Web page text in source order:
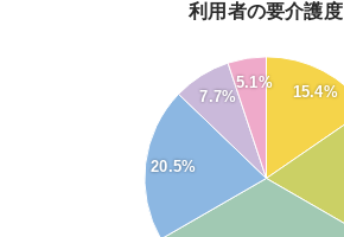
利用者の要介護度
15.4%
20.5%
7.7%
5.1%